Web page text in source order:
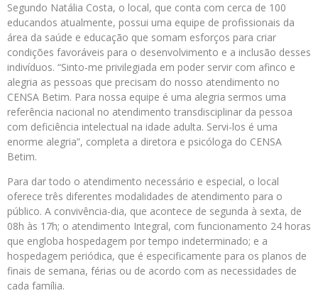
Segundo Natália Costa, o local, que conta com cerca de 100
educandos atualmente, possui uma equipe de profissionais da
área da saúde e educação que somam esforços para criar
condições favoráveis para o desenvolvimento e a inclusão desses
indivíduos. “Sinto-me privilegiada em poder servir com afinco e
alegria as pessoas que precisam do nosso atendimento no
CENSA Betim. Para nossa equipe é uma alegria sermos uma
referência nacional no atendimento transdisciplinar da pessoa
com deficiência intelectual na idade adulta. Servi-los é uma
enorme alegria”, completa a diretora e psicóloga do CENSA
Betim.
Para dar todo o atendimento necessário e especial, o local
oferece três diferentes modalidades de atendimento para o
público. A convivência-dia, que acontece de segunda à sexta, de
08h às 17h; o atendimento Integral, com funcionamento 24 horas
que engloba hospedagem por tempo indeterminado; e a
hospedagem periódica, que é especificamente para os planos de
finais de semana, férias ou de acordo com as necessidades de
cada família.